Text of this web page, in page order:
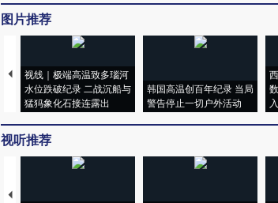
图片推荐
视线｜极端高温致多瑙河
水位跌破纪录 二战沉船与
猛犸象化石接连露出
韩国高温创百年纪录 当局
警告停止一切户外活动
入
视听推荐